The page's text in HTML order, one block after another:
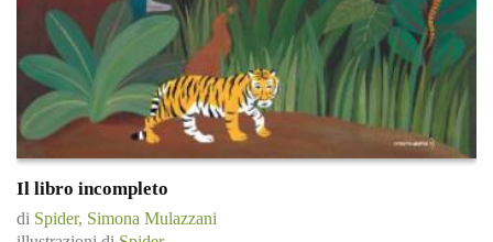
Il libro incompleto
di Spider, Simona Mulazzani